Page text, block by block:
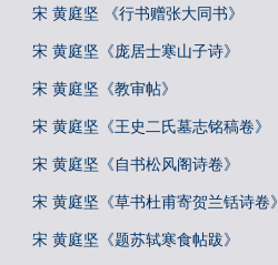
宋 黄庭坚 《行书赠张大同书》
宋 黄庭坚《庞居士寒山子诗》
宋 黄庭坚《教审帖》
宋 黄庭坚《王史二氏墓志铭稿卷》
宋 黄庭坚《自书松风阁诗卷》
宋 黄庭坚《草书杜甫寄贺兰铦诗卷》
宋 黄庭坚《题苏轼寒食帖跋》